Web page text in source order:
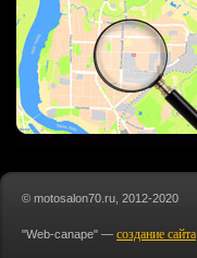
© motosalon70.ru, 2012-2020
"Web-canape" — создание сайта